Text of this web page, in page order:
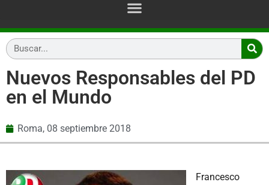
Nuevos Responsables del PD
en el Mundo
Roma, 08 septiembre 2018
Francesco